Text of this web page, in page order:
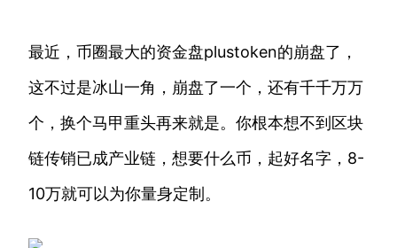
最近，币圈最大的资金盘plustoken的崩盘了，
这不过是冰山一角，崩盘了一个，还有千千万万
个，换个马甲重头再来就是。你根本想不到区块
链传销已成产业链，想要什么币，起好名字，8-
10万就可以为你量身定制。